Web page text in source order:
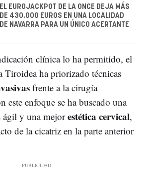
EL EUROJACKPOT DE LA ONCE DEJA MÁS
DE 430.000 EUROS EN UNA LOCALIDAD
DE NAVARRA PARA UN ÚNICO ACERTANTE
clínica lo ha permitido, el
Tiroidea ha priorizado técnicas
frente a la cirugía
este enfoque se ha buscado una
ágil y una mejorestética cervical,
de la cicatriz en la parte anterior